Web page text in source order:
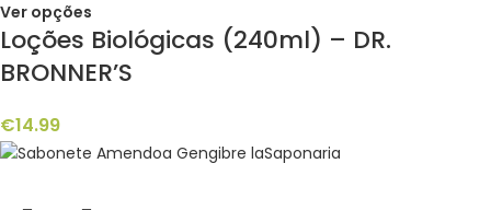
Ver opções
Loções Biológicas (240ml) – DR.
BRONNER’S
€14.99